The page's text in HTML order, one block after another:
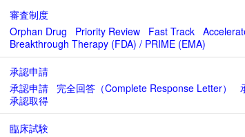
審査制度
Orphan Drug
Priority Review Fast Track
Breakthrough Therapy (FDA) / PRIME (EMA)
承認申請
承認申請
完全回答（Complete Response Letter）
承認取得
臨床試験